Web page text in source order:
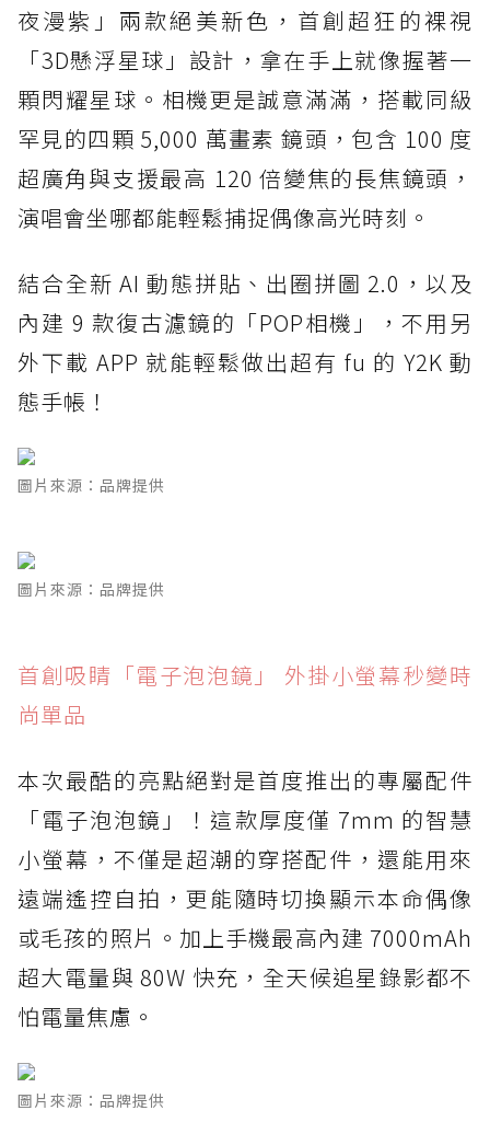
夜漫紫」兩款絕美新色，首創超狂的裸視
「3D懸浮星球」設計，拿在手上就像握著一
顆閃耀星球。相機更是誠意滿滿，搭載同級
罕見的四顆 5,000 萬畫素 鏡頭，包含 100 度
超廣角與支援最高 120 倍變焦的長焦鏡頭，
演唱會坐哪都能輕鬆捕捉偶像高光時刻。
結合全新 AI 動態拼貼、出圈拼圖 2.0，以及
內建 9 款復古濾鏡的「POP相機」，不用另
外下載 APP 就能輕鬆做出超有 fu 的 Y2K 動
態手帳！
圖片來源：品牌提供
圖片來源：品牌提供
首創吸睛「電子泡泡鏡」 外掛小螢幕秒變時
尚單品
本次最酷的亮點絕對是首度推出的專屬配件
「電子泡泡鏡」！這款厚度僅 7mm 的智慧
小螢幕，不僅是超潮的穿搭配件，還能用來
遠端遙控自拍，更能隨時切換顯示本命偶像
或毛孩的照片。加上手機最高內建 7000mAh
超大電量與 80W 快充，全天候追星錄影都不
怕電量焦慮。
圖片來源：品牌提供